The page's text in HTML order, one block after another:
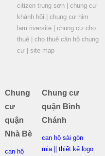
citizen trung sơn| chung cư
khánh hội
chung cư him
lam riversite| chung cư cho
thuê| cho thuê căn hộ chung
cư| site map
Chung
cư
quận
Nhà Bè
can hộ
Chung cư
quận Bình
Chánh
can hộ sài gòn
mia |
|thiết kế logo